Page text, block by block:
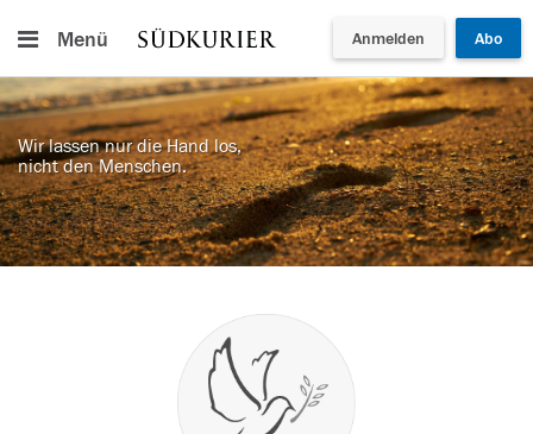
Menü Anmelden Abo
Wir lassen nur die Hand los,
nicht den Menschen.